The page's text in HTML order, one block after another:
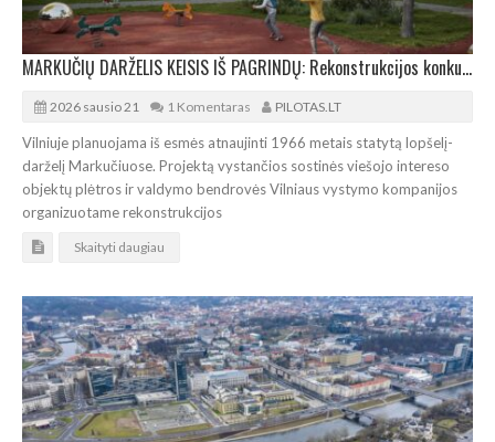
MARKUČIŲ DARŽELIS KEISIS IŠ PAGRINDŲ: Rekonstrukcijos konkursą laimėjo „Processoffice“
2026 sausio 21 1 Komentaras PILOTAS.LT
Vilniuje planuojama iš esmės atnaujinti 1966 metais statytą lopšelį-
darželį Markučiuose. Projektą vystančios sostinės viešojo intereso
objektų plėtros ir valdymo bendrovės Vilniaus vystymo kompanijos
organizuotame rekonstrukcijos
Skaityti daugiau